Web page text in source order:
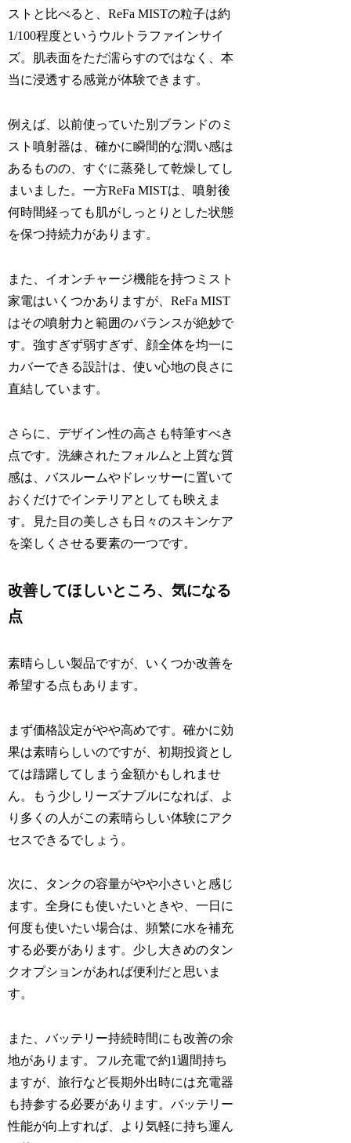
ストと比べると、ReFa MISTの粒子は約
1/100程度というウルトラファインサイ
ズ。肌表面をただ濡らすのではなく、本
当に浸透する感覚が体験できます。
例えば、以前使っていた別ブランドのミ
スト噴射器は、確かに瞬間的な潤い感は
あるものの、すぐに蒸発して乾燥してし
まいました。一方ReFa MISTは、噴射後
何時間経っても肌がしっとりとした状態
を保つ持続力があります。
また、イオンチャージ機能を持つミスト
家電はいくつかありますが、ReFa MIST
はその噴射力と範囲のバランスが絶妙で
す。強すぎず弱すぎず、顔全体を均一に
カバーできる設計は、使い心地の良さに
直結しています。
さらに、デザイン性の高さも特筆すべき
点です。洗練されたフォルムと上質な質
感は、バスルームやドレッサーに置いて
おくだけでインテリアとしても映えま
す。見た目の美しさも日々のスキンケア
を楽しくさせる要素の一つです。
改善してほしいところ、気になる
点
素晴らしい製品ですが、いくつか改善を
希望する点もあります。
まず価格設定がやや高めです。確かに効
果は素晴らしいのですが、初期投資とし
ては躊躇してしまう金額かもしれませ
ん。もう少しリーズナブルになれば、よ
り多くの人がこの素晴らしい体験にアク
セスできるでしょう。
次に、タンクの容量がやや小さいと感じ
ます。全身にも使いたいときや、一日に
何度も使いたい場合は、頻繁に水を補充
する必要があります。少し大きめのタン
クオプションがあれば便利だと思いま
す。
また、バッテリー持続時間にも改善の余
地があります。フル充電で約1週間持ち
ますが、旅行など長期外出時には充電器
も持参する必要があります。バッテリー
性能が向上すれば、より気軽に持ち運ん